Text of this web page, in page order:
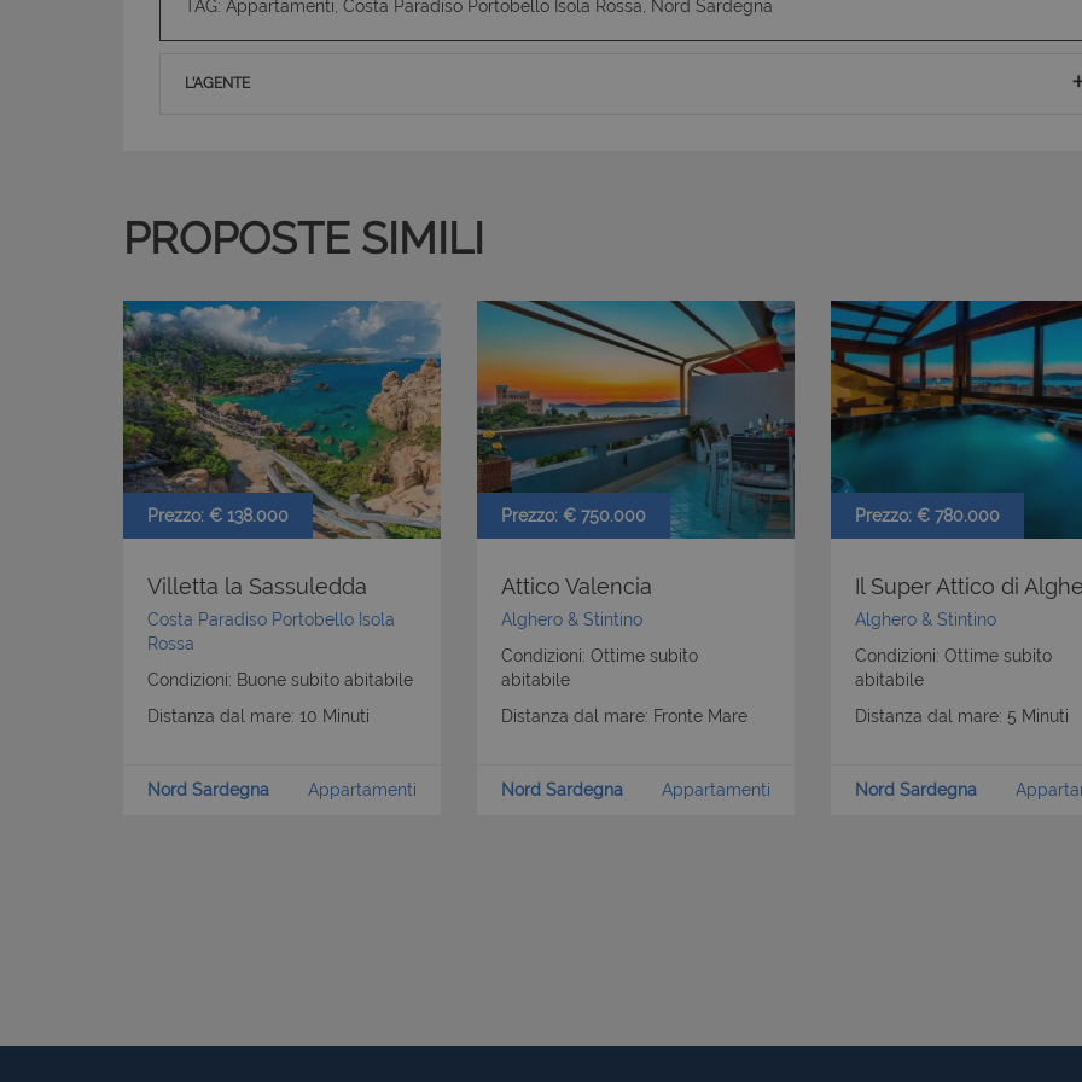
TAG: Appartamenti, Costa Paradiso Portobello Isola Rossa, Nord Sardegna
L'AGENTE
PROPOSTE SIMILI
Prezzo: € 138.000
Villetta la Sassuledda
Costa Paradiso Portobello Isola
Rossa
Condizioni: Buone subito abitabile
Distanza dal mare: 10 Minuti
Nord Sardegna Appartamenti
Prezzo: € 750.000
Attico Valencia
Alghero & Stintino
Condizioni: Ottime subito
abitabile
Distanza dal mare: Fronte Mare
Nord Sardegna Appartamenti
Prezzo: € 780.000
Il Super Attico di
Alghero & Stintino
Condizioni: Ottime subito
abitabile
Distanza dal mare: 5 Minuti
Nord Sardegna